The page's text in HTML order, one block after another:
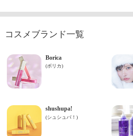
コスメブランド一覧